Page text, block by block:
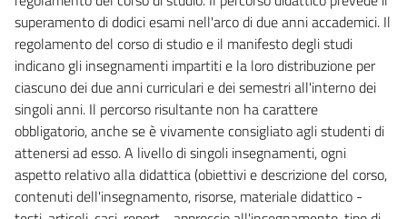
superamento di dodici esami nell'arco di due anni accademici. Il
regolamento del corso di studio e il manifesto degli studi
indicano gli insegnamenti impartiti e la loro distribuzione per
ciascuno dei due anni curriculari e dei semestri all'interno dei
singoli anni. Il percorso risultante non ha carattere
obbligatorio, anche se è vivamente consigliato agli studenti di
attenersi ad esso. A livello di singoli insegnamenti, ogni
aspetto relativo alla didattica (obiettivi e descrizione del corso,
contenuti dell'insegnamento, risorse, materiale didattico -